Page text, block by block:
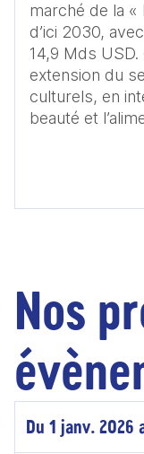
marché de la
d’ici 2030,
14,9 Mds
extension du
culturels, en
beauté et
Nos
Du 1 janv. 2026